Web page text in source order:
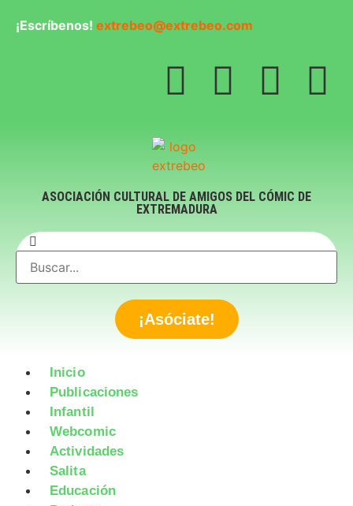
¡Escríbenos! extrebeo@extrebeo.com
ASOCIACIÓN CULTURAL DE AMIGOS DEL CÓMIC DE
EXTREMADURA
¡Asóciate!
Inicio
Publicaciones
Infantil
Webcomic
Actividades
Salita
Educación